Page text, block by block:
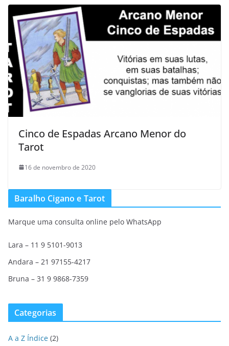
Cinco de Espadas Arcano Menor do
Tarot
16 de novembro de 2020
Baralho Cigano e Tarot
Marque uma consulta online pelo WhatsApp
Lara – 11 9 5101-9013
Andara – 21 97155-4217
Bruna – 31 9 9868-7359
Categorias
A a Z Índice (2)